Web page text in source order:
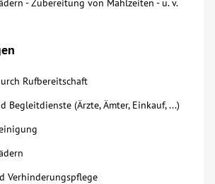
- Zubereitung von Mahlzeiten - u. v.
Rufbereitschaft
Begleitdienste (Ärzte, Ämter, Einkauf, ...)
Verhinderungspflege